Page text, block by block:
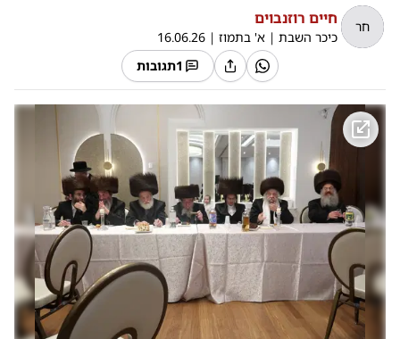
חר חיים רוזנבוים
כיכר השבת | א' בתמוז |
16.06.26
1תגובות